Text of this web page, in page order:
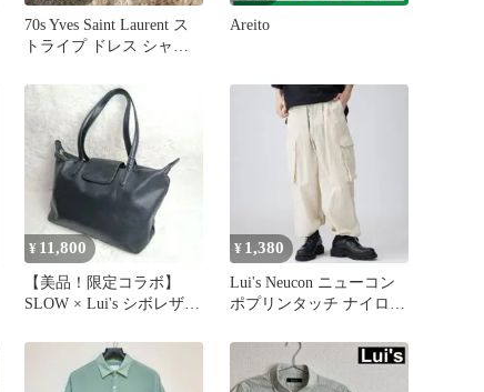
70s Yves Saint Laurent ス
トライプ ドレス シャツ
Areito
¥ 11,800
【美品！限定コラボ】
SLOW × Lui's シボレザー
¥ 1,380
Lui's Neucon ニューコン
ポプリンタッチ ナイロン